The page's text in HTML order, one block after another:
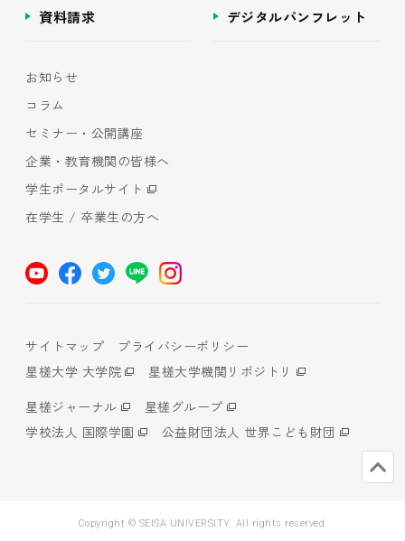
資料請求 デジタルパンフレット
お知らせ
コラム
セミナー・公開講座
企業・教育機関の皆様へ
学生ポータルサイト
在学生 / 卒業生の方へ
サイトマップ
プライバシーポリシー
星槎大学 大学院
星槎大学機関リポジトリ
星槎ジャーナル
星槎グループ
学校法人 国際学園
公益財団法人 世界こども財団
Copyright © SEISA UNIVERSITY. All rights reserved.